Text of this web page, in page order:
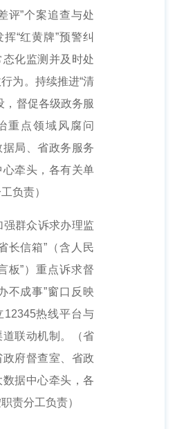
评”个案追查与处
“红黄牌”预警纠
化监测并及时处
为。持续推进“清
，督促各级政务服
重点领域风腐问
据局、省政务服务
牵头，各有关单
负责）
群众诉求办理监
长信箱”（含人民
板”）重点诉求督
不成事”窗口反映
12345热线平台与
联动机制。（省
府督查室、省政
据中心牵头，各
责分工负责）